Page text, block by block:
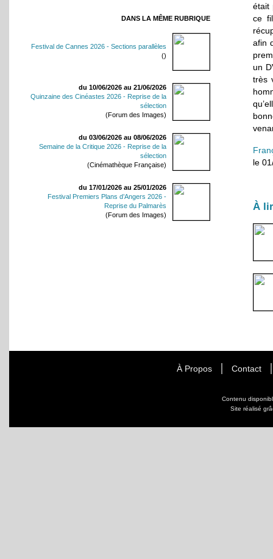
DANS LA MÊME RUBRIQUE
Festival de Cannes 2026 - Sections parallèles
()
du 10/06/2026 au 21/06/2026
Quinzaine des Cinéastes 2026 - Reprise de la
sélection
(Forum des Images)
du 03/06/2026 au 08/06/2026
Semaine de la Critique 2026 - Reprise de la
sélection
(Cinémathèque Française)
du 17/01/2026 au 25/01/2026
Festival Premiers Plans d’Angers 2026 -
Reprise du Palmarès
(Forum des Images)
était
ce
afin
un
très
le
À
À Propos Contact
Contenu
Site réalisé